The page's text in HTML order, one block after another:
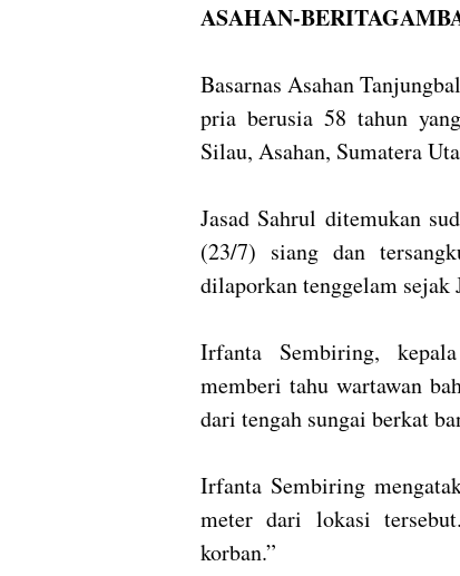
ASAHAN-
Basarnas Asahan
pria berusia 58 tahun
Silau, Asahan, Sumatera
Jasad Sahrul ditemukan
(23/7) siang dan
dilaporkan tenggelam sejak
Irfanta Sembiring,
memberi tahu wartawan
dari tengah sungai berkat
Irfanta Sembiring
meter dari lokasi
korban.”